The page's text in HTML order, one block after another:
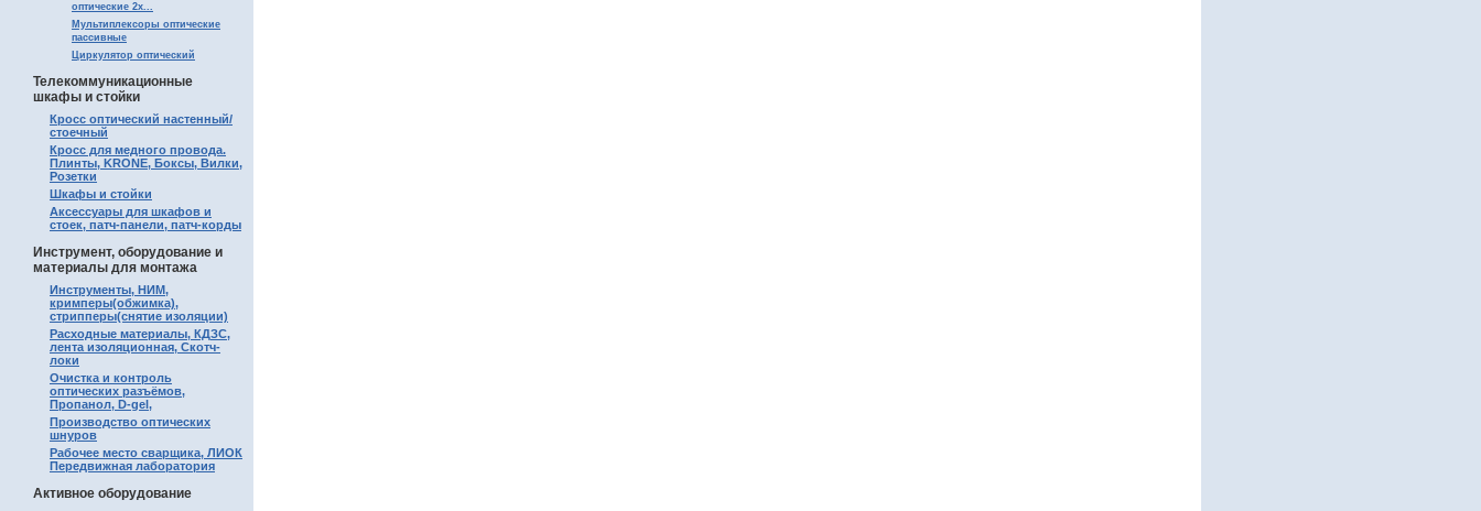
оптические 2х...
Мультиплексоры оптические
пассивные
Циркулятор оптический
Телекоммуникационные
шкафы и стойки
Кросс оптический настенный/
стоечный
Кросс для медного провода.
Плинты, KRONE, Боксы, Вилки,
Розетки
Шкафы и стойки
Аксессуары для шкафов и
стоек, патч-панели, патч-корды
Инструмент, оборудование и
материалы для монтажа
Инструменты, НИМ,
кримперы(обжимка),
стрипперы(снятие изоляции)
Расходные материалы, КДЗС,
лента изоляционная, Скотч-
локи
Очистка и контроль
оптических разъёмов,
Пропанол, D-gel,
Производство оптических
шнуров
Рабочее место сварщика, ЛИОК
Передвижная лаборатория
Активное оборудование